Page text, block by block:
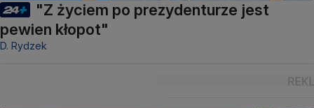
"Z życiem po prezydenturze jest
pewien kłopot"
D. Rydzek